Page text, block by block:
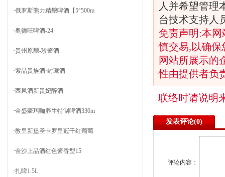
·俄罗斯熊力精酿啤酒【5°500m
·奥德旺啤酒-24
·贵州原酿-珍酱酒
·紫晶贵族酒·封藏酒
·西凤酒新贵妃醉酒
·金盛豪玛咖养生特制啤酒330m
·教皇新堡圣卡罗皇冠干红葡萄
·金沙上品酒红色酱香型15
·扎啤1.5L
人并希望管理
台技术支持人
免责声明:本
慎交易,以确
网站所展示的
性由提供者负
联络时请说明
发表评论(0)
评论内容：